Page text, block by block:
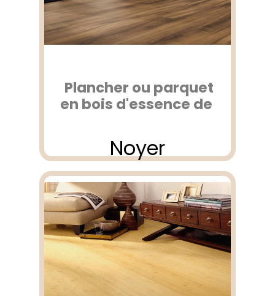
Plancher ou parquet
en bois d'essence de
Noyer